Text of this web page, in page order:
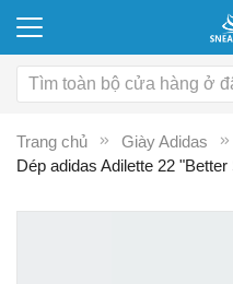
Trang chủ Giày Adidas
Dép adidas Adilette 22